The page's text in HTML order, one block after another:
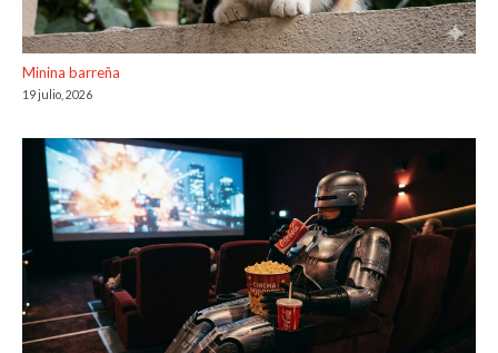
Minina barreña
19 julio, 2026